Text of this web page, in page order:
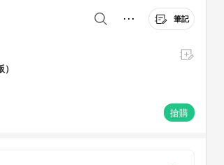
筆記
搶購